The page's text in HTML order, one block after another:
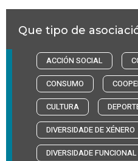
Que tipo de
ACCIÓN SOCIAL
CONSUMO
CULTURA
DIVERSIDADE DE XÉNERO
DIVERSIDADE FUNCIONAL